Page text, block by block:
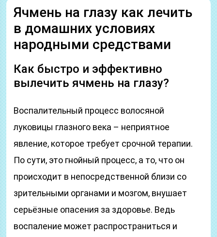
Ячмень на глазу как лечить
в домашних условиях
народными средствами
Как быстро и эффективно
вылечить ячмень на глазу?
Воспалительный процесс волосяной
луковицы глазного века – неприятное
явление, которое требует срочной терапии.
По сути, это гнойный процесс, а то, что он
происходит в непосредственной близи со
зрительными органами и мозгом, внушает
серьёзные опасения за здоровье. Ведь
воспаление может распространиться и